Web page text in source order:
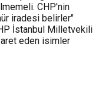
CHP'nin
iradesi belirler"
İstanbul Milletvekili
eden isimler